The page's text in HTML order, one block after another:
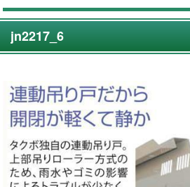
jn2217_6